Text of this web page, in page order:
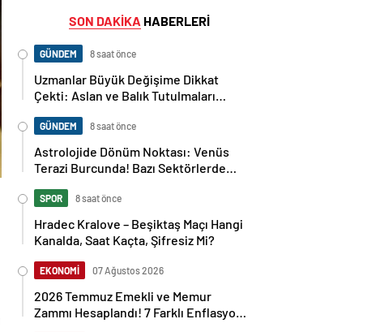
SON DAKİKA HABERLERİ
GÜNDEM 8 saat önce
Uzmanlar Büyük Değişime Dikkat
Çekti: Aslan ve Balık Tutulmaları
GÜNDEM 8 saat önce
Astrolojide Dönüm Noktası: Venüs
Terazi Burcunda! Bazı Sektörlerde
SPOR 8 saat önce
Hradec Kralove – Beşiktaş Maçı Hangi
Kanalda, Saat Kaçta, Şifresiz Mi?
EKONOMİ 07 Ağustos 2026
2026 Temmuz Emekli ve Memur
Zammı Hesaplandı! 7 Farklı Enflasyon